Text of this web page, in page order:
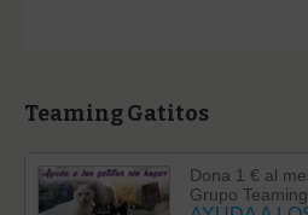
Teaming Gatitos